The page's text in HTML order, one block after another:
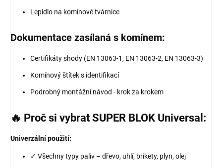
Lepidlo na komínové tvárnice
Dokumentace zasílaná s komínem:
Certifikáty shody (EN 13063-1, EN 13063-2, EN 13063-3)
Komínový štítek s identifikací
Podrobný montážní návod - krok za krokem
🔥 Proč si vybrat SUPER BLOK Universal:
Univerzální použití:
✓ Všechny typy paliv – dřevo, uhlí, brikety, plyn, olej